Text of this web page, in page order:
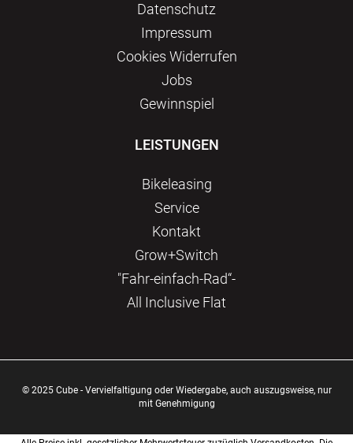
Datenschutz
Impressum
Сookies Widerrufen
Jobs
Gewinnspiel
LEISTUNGEN
Bikeleasing
Service
Kontakt
Grow+Switch
"Fahr-einfach-Rad“-
All Inclusive Flat
© 2025 Cube - Vervielfaltigung oder Wiedergabe, auch auszugsweise, nur
mit Genehmigung